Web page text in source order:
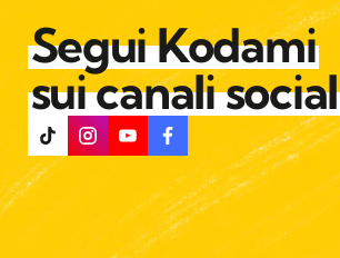
Segui Kodami
sui canali social